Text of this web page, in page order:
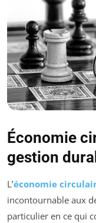
Économie
gestion
L’économie
incontournable aux
particulier en ce qui